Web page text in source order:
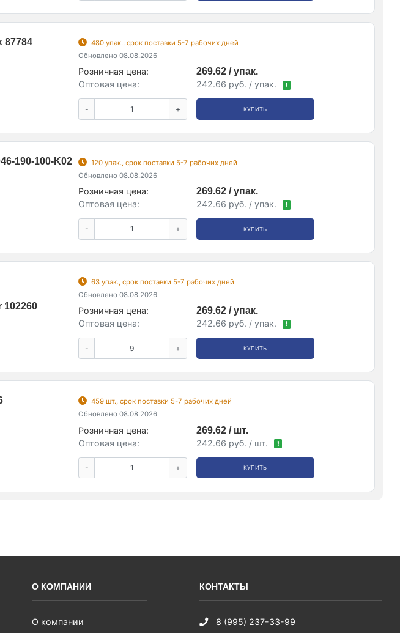
87784
480 упак., срок поставки 5-7 рабочих дней
Обновлено 08.08.2026
Розничная цена:
269.62 / упак.
Оптовая цена:
242.66 руб. / упак. !
- + КУПИТЬ
190-100-K02
120 упак., срок поставки 5-7 рабочих дней
Обновлено 08.08.2026
Розничная цена:
269.62 / упак.
Оптовая цена:
242.66 руб. / упак. !
- + КУПИТЬ
102260
63 упак., срок поставки 5-7 рабочих дней
Обновлено 08.08.2026
Розничная цена:
269.62 / упак.
Оптовая цена:
242.66 руб. / упак. !
- + КУПИТЬ
459 шт., срок поставки 5-7 рабочих дней
Обновлено 08.08.2026
Розничная цена:
269.62 / шт.
Оптовая цена:
242.66 руб. / шт. !
- + КУПИТЬ
О КОМПАНИИ
О компании
КОНТАКТЫ
8 (995) 237-33-99